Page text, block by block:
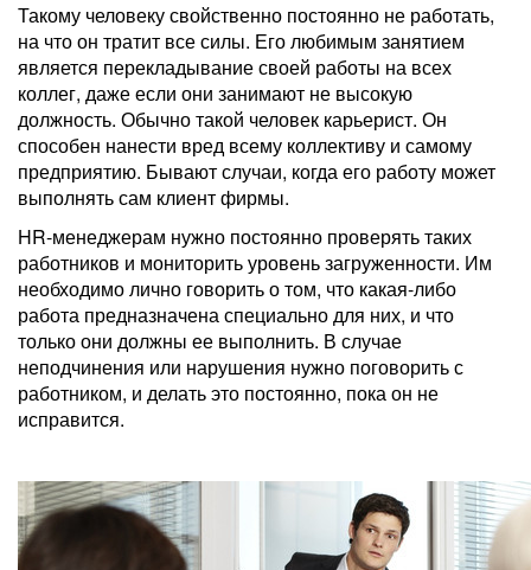
Такому человеку свойственно постоянно не работать,
на что он тратит все силы. Его любимым занятием
является перекладывание своей работы на всех
коллег, даже если они занимают не высокую
должность. Обычно такой человек карьерист. Он
способен нанести вред всему коллективу и самому
предприятию. Бывают случаи, когда его работу может
выполнять сам клиент фирмы.
HR-менеджерам нужно постоянно проверять таких
работников и мониторить уровень загруженности. Им
необходимо лично говорить о том, что какая-либо
работа предназначена специально для них, и что
только они должны ее выполнить. В случае
неподчинения или нарушения нужно поговорить с
работником, и делать это постоянно, пока он не
исправится.